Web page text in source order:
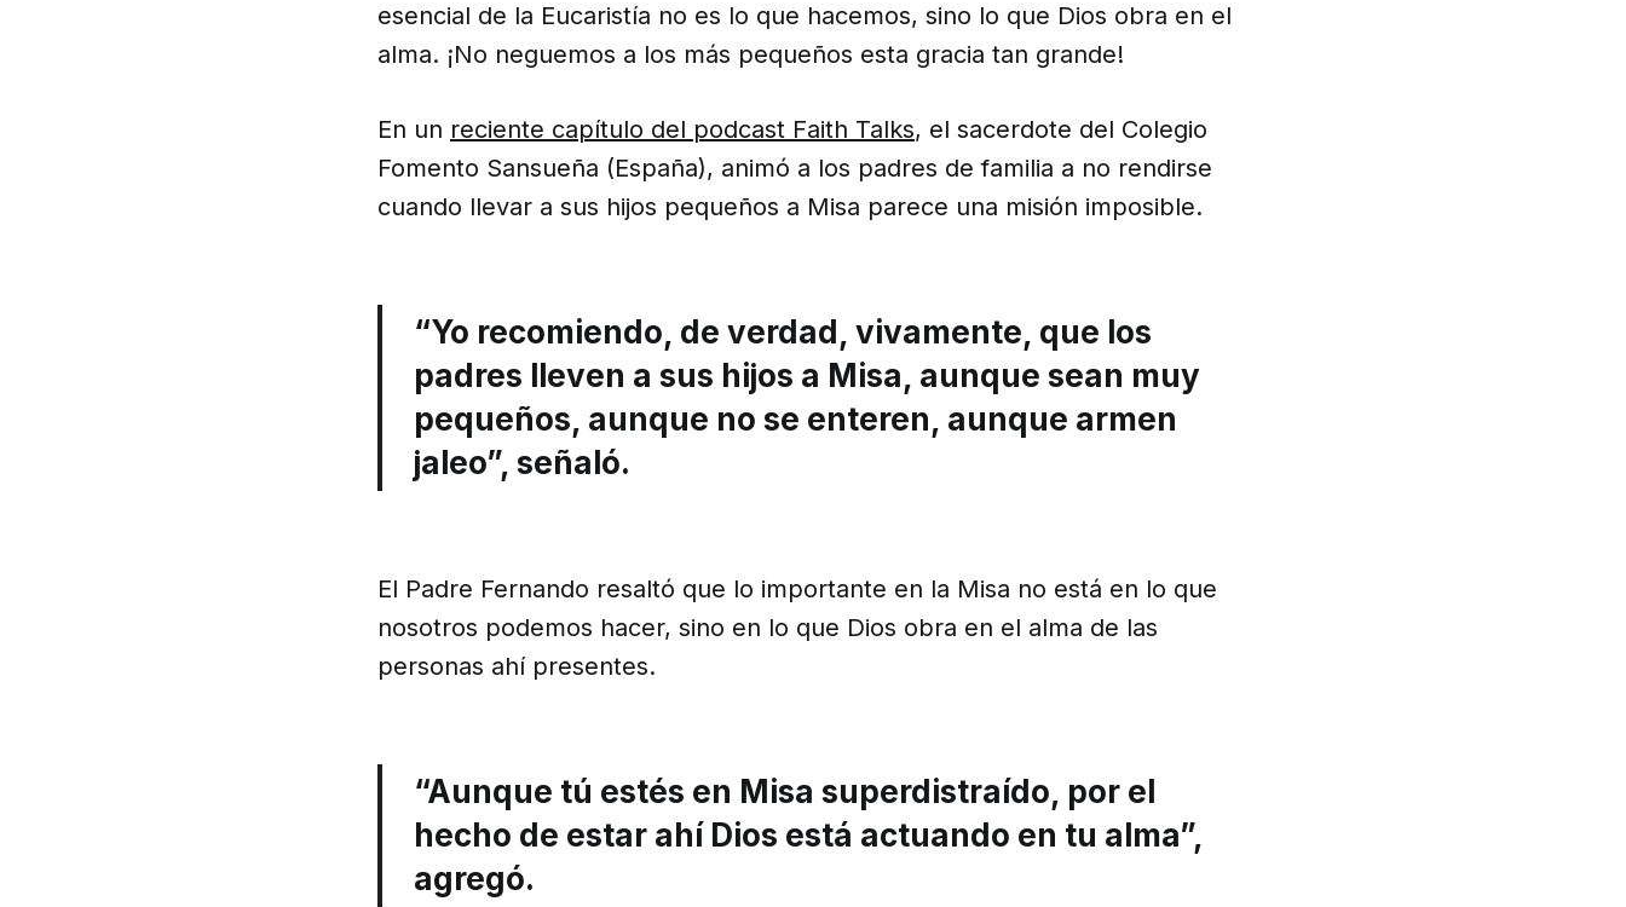
esencial de la Eucaristía no es lo que hacemos, sino lo que Dios obra en el
alma. ¡No neguemos a los más pequeños esta gracia tan grande!
En un reciente capítulo del podcast Faith Talks, el sacerdote del Colegio
Fomento Sansueña (España), animó a los padres de familia a no rendirse
cuando llevar a sus hijos pequeños a Misa parece una misión imposible.
“Yo recomiendo, de verdad, vivamente, que los
padres lleven a sus hijos a Misa, aunque sean muy
pequeños, aunque no se enteren, aunque armen
jaleo”, señaló.
El Padre Fernando resaltó que lo importante en la Misa no está en lo que
nosotros podemos hacer, sino en lo que Dios obra en el alma de las
personas ahí presentes.
“Aunque tú estés en Misa superdistraído, por el
hecho de estar ahí Dios está actuando en tu alma”,
agregó.